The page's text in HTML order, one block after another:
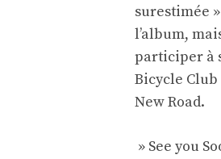
surestimée
l’album,
participer à
Bicycle Club
New Road.
» See you